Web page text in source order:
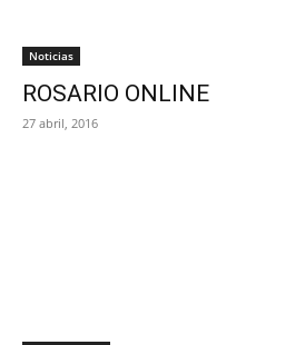
Noticias
ROSARIO ONLINE
27 abril, 2016